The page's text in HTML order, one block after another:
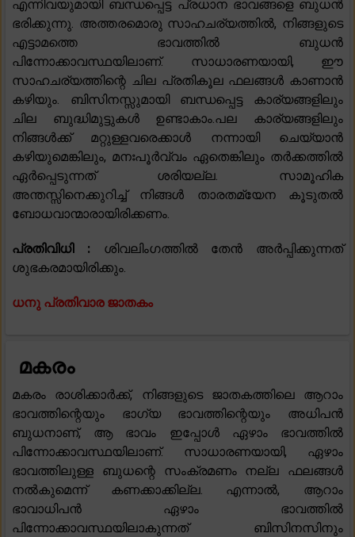
എന്നിവയുമായി ബന്ധപ്പെട്ട പ്രധാന ഭാവങ്ങളെ ബുധൻ
ഭരിക്കുന്നു. അത്തരമൊരു സാഹചര്യത്തിൽ, നിങ്ങളുടെ
എട്ടാമത്തെ ഭാവത്തിൽ ബുധൻ
പിന്നോക്കാവസ്ഥയിലാണ്. സാധാരണയായി, ഈ
സാഹചര്യത്തിന്റെ ചില പ്രതികൂല ഫലങ്ങൾ കാണാൻ
കഴിയും. ബിസിനസ്സുമായി ബന്ധപ്പെട്ട കാര്യങ്ങളിലും
ചില ബുദ്ധിമുട്ടുകൾ ഉണ്ടാകാം.പല കാര്യങ്ങളിലും
നിങ്ങൾക്ക് മറ്റുള്ളവരെക്കാൾ നന്നായി ചെയ്യാൻ
കഴിയുമെങ്കിലും, മനഃപൂർവ്വം ഏതെങ്കിലും തർക്കത്തിൽ
ഏർപ്പെടുന്നത് ശരിയല്ല. സാമൂഹിക
അന്തസ്സിനെക്കുറിച്ച് നിങ്ങൾ താരതമ്യേന കൂടുതൽ
ബോധവാന്മാരായിരിക്കണം.
പ്രതിവിധി : ശിവലിംഗത്തിൽ തേൻ അർപ്പിക്കുന്നത്
ശുഭകരമായിരിക്കും.
ധനു പ്രതിവാര ജാതകം
മകരം
മകരം രാശിക്കാർക്ക്, നിങ്ങളുടെ ജാതകത്തിലെ ആറാം
ഭാവത്തിന്റെയും ഭാഗ്യ ഭാവത്തിന്റെയും അധിപൻ
ബുധനാണ്, ആ ഭാവം ഇപ്പോൾ ഏഴാം ഭാവത്തിൽ
പിന്നോക്കാവസ്ഥയിലാണ്. സാധാരണയായി, ഏഴാം
ഭാവത്തിലുള്ള ബുധന്റെ സംക്രമണം നല്ല ഫലങ്ങൾ
നൽകുമെന്ന് കണക്കാക്കില്ല. എന്നാൽ, ആറാം
ഭാവാധിപൻ ഏഴാം ഭാവത്തിൽ
പിന്നോക്കാവസ്ഥയിലാകുന്നത് ബിസിനസിനും